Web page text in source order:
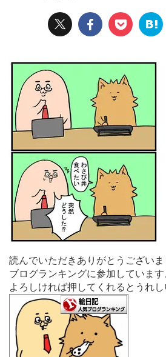
読んでいただきありがとうございま
ブログランキングに参加しています
よろしければ押してくれるとうれし